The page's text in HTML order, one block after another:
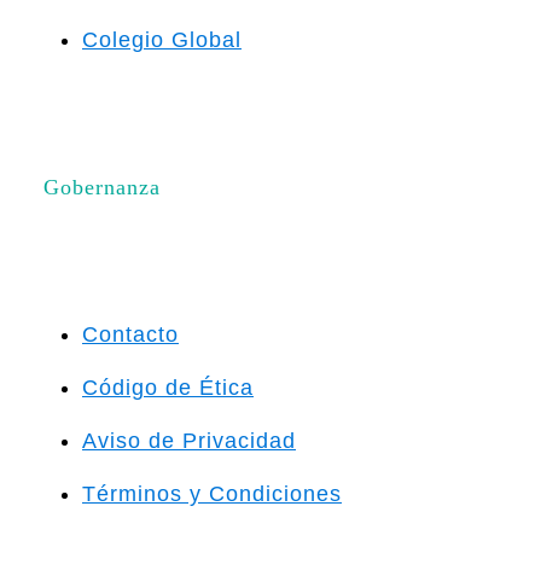
Colegio Global
Gobernanza
Contacto
Código de Ética
Aviso de Privacidad
Términos y Condiciones